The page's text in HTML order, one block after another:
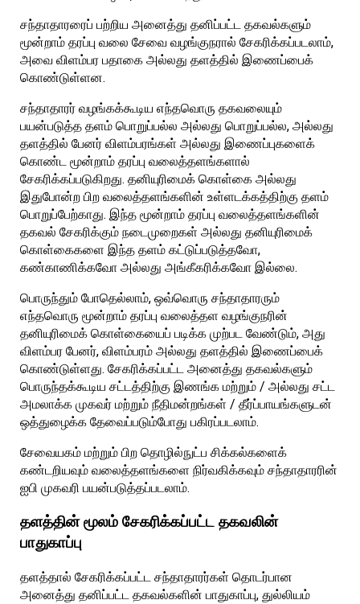
சந்தாதாரரைப் பற்றிய அனைத்து தனிப்பட்ட தகவல்களும்
மூன்றாம் தரப்பு வலை சேவை வழங்குநரால் சேகரிக்கப்படலாம்,
அவை விளம்பர பதாகை அல்லது தளத்தில் இணைப்பைக்
கொண்டுள்ளன.
சந்தாதாரர் வழங்கக்கூடிய எந்தவொரு தகவலையும்
பயன்படுத்த தளம் பொறுப்பல்ல அல்லது பொறுப்பல்ல, அல்லது
தளத்தில் பேனர் விளம்பரங்கள் அல்லது இணைப்புகளைக்
கொண்ட மூன்றாம் தரப்பு வலைத்தளங்களால்
சேகரிக்கப்படுகிறது. தனியுரிமைக் கொள்கை அல்லது
இதுபோன்ற பிற வலைத்தளங்களின் உள்ளடக்கத்திற்கு தளம்
பொறுப்பேற்காது. இந்த மூன்றாம் தரப்பு வலைத்தளங்களின்
தகவல் சேகரிக்கும் நடைமுறைகள் அல்லது தனியுரிமைக்
கொள்கைகளை இந்த தளம் கட்டுப்படுத்தவோ,
கண்காணிக்கவோ அல்லது அங்கீகரிக்கவோ இல்லை.
பொருந்தும் போதெல்லாம், ஒவ்வொரு சந்தாதாரரும்
எந்தவொரு மூன்றாம் தரப்பு வலைத்தள வழங்குநரின்
தனியுரிமைக் கொள்கையைப் படிக்க முற்பட வேண்டும், அது
விளம்பர பேனர், விளம்பரம் அல்லது தளத்தில் இணைப்பைக்
கொண்டுள்ளது. சேகரிக்கப்பட்ட அனைத்து தகவல்களும்
பொருந்தக்கூடிய சட்டத்திற்கு இணங்க மற்றும் / அல்லது சட்ட
அமலாக்க முகவர் மற்றும் நீதிமன்றங்கள் / தீர்ப்பாயங்களுடன்
ஒத்துழைக்க தேவைப்படும்போது பகிரப்படலாம்.
சேவையகம் மற்றும் பிற தொழில்நுட்ப சிக்கல்களைக்
கண்டறியவும் வலைத்தளங்களை நிர்வகிக்கவும் சந்தாதாரரின்
ஐபி முகவரி பயன்படுத்தப்படலாம்.
தளத்தின் மூலம் சேகரிக்கப்பட்ட தகவலின்
பாதுகாப்பு
தளத்தால் சேகரிக்கப்பட்ட சந்தாதாரர்கள் தொடர்பான
அனைத்து தனிப்பட்ட தகவல்களின் பாதுகாப்பு, துல்லியம்